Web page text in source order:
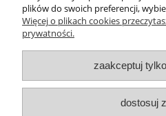
plików do swoich preferencji,
Więcej o plikach cookies
prywatności.
zaakceptuj
dostosuj